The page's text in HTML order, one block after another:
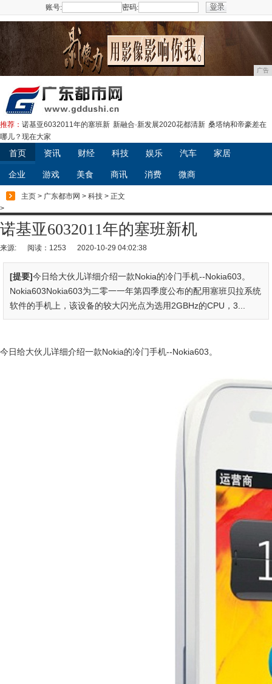
账号: 密码:
广告
推荐： 诺基亚6032011年的塞班新 新融合·新发展2020花都清新 桑塔纳和帝豪差在
哪儿？现在大家
首页 资讯 财经 科技 娱乐 汽车 家居
企业 游戏 美食 商讯 消费 微商
主页 > 广东都市网 > 科技 > 正文
>
诺基亚6032011年的塞班新机
来源: 阅读：1253 2020-10-29 04:02:38
[提要]今日给大伙儿详细介绍一款Nokia的冷门手机--Nokia603。
Nokia603Nokia603为二零一一年第四季度公布的配用塞班贝拉系统
软件的手机上，该设备的较大闪光点为选用2GBHz的CPU，3...
今日给大伙儿详细介绍一款Nokia的冷门手机--Nokia603。